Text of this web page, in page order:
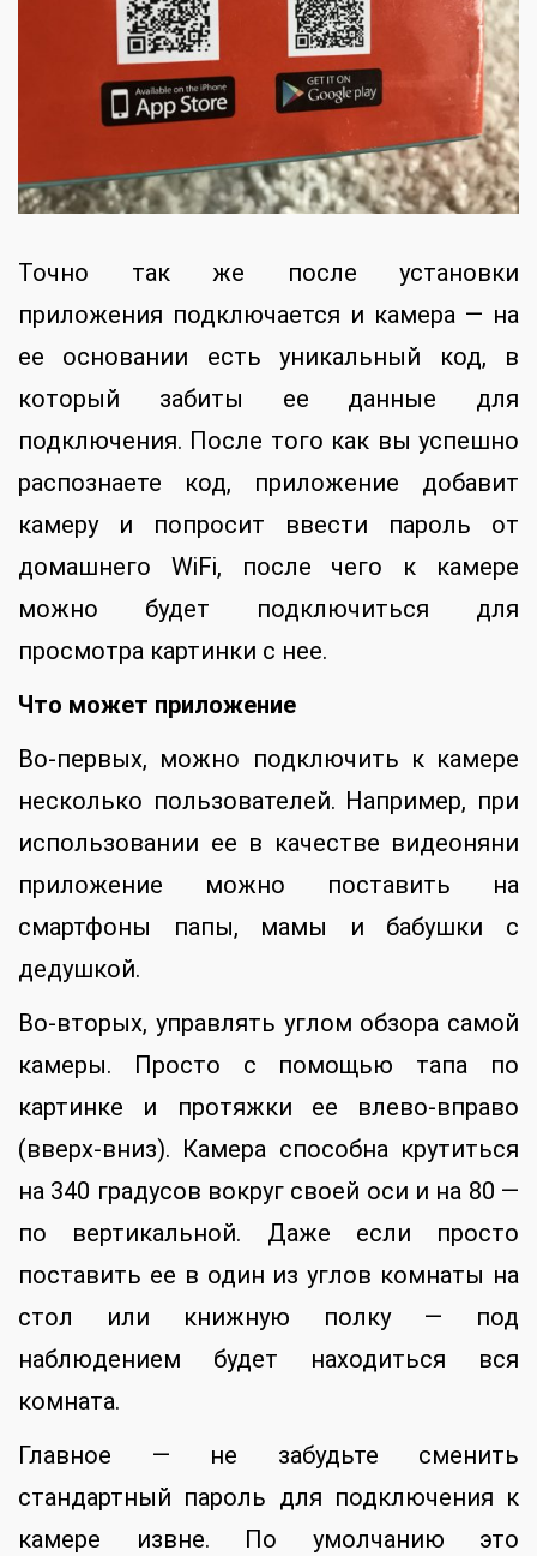
Точно так же после установки
приложения подключается и камера — на
ее основании есть уникальный код, в
который забиты ее данные для
подключения. После того как вы успешно
распознаете код, приложение добавит
камеру и попросит ввести пароль от
домашнего WiFi, после чего к камере
можно будет подключиться для
просмотра картинки с нее.
Что может приложение
Во-первых, можно подключить к камере
несколько пользователей. Например, при
использовании ее в качестве видеоняни
приложение можно поставить на
смартфоны папы, мамы и бабушки с
дедушкой.
Во-вторых, управлять углом обзора самой
камеры. Просто с помощью тапа по
картинке и протяжки ее влево-вправо
(вверх-вниз). Камера способна крутиться
на 340 градусов вокруг своей оси и на 80 —
по вертикальной. Даже если просто
поставить ее в один из углов комнаты на
стол или книжную полку — под
наблюдением будет находиться вся
комната.
Главное — не забудьте сменить
стандартный пароль для подключения к
камере извне. По умолчанию это